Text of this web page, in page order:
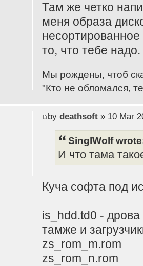
Там же четко
меня образа
то, что тебе надо.
Мы рождены, чтоб
"Кто не обломался,
by deathsoft» 10 Mar
SinglWolf
И что тама
Куча софта под
is_hdd.td0 -
тамже и
zs_rom_m.rom
zs_rom_n.rom